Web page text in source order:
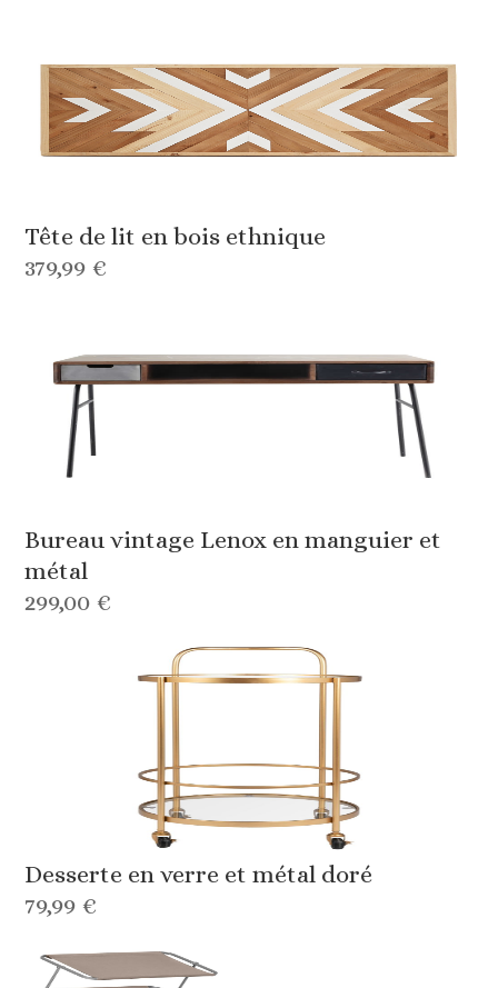
Tête de lit en bois ethnique
379,99 €
Bureau vintage Lenox en manguier et
métal
299,00 €
Desserte en verre et métal doré
79,99 €